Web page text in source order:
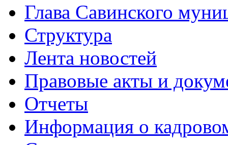
Глава Савинского
Структура
Лента новостей
Правовые акты и
Отчеты
Информация о